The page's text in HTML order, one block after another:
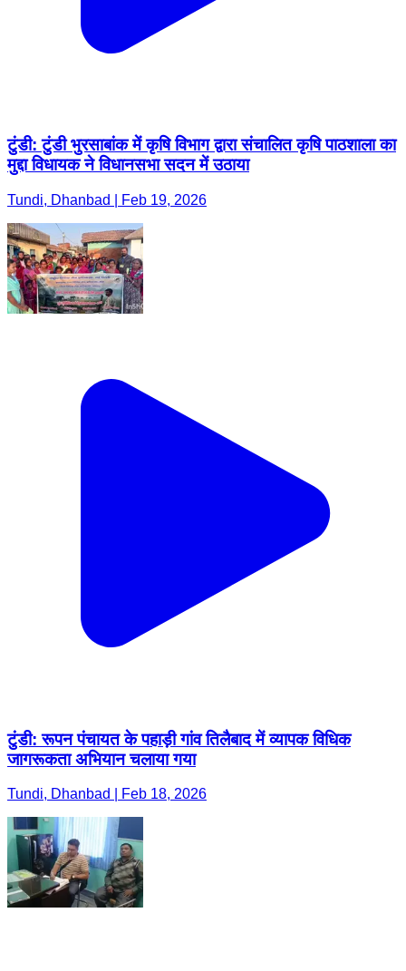
टुंडी: टुंडी भुरसाबांक में कृषि विभाग द्वारा संचालित कृषि पाठशाला का
मुद्दा विधायक ने विधानसभा सदन में उठाया
Tundi, Dhanbad | Feb 19, 2026
टुंडी: रूपन पंचायत के पहाड़ी गांव तिलैबाद में व्यापक विधिक
जागरूकता अभियान चलाया गया
Tundi, Dhanbad | Feb 18, 2026